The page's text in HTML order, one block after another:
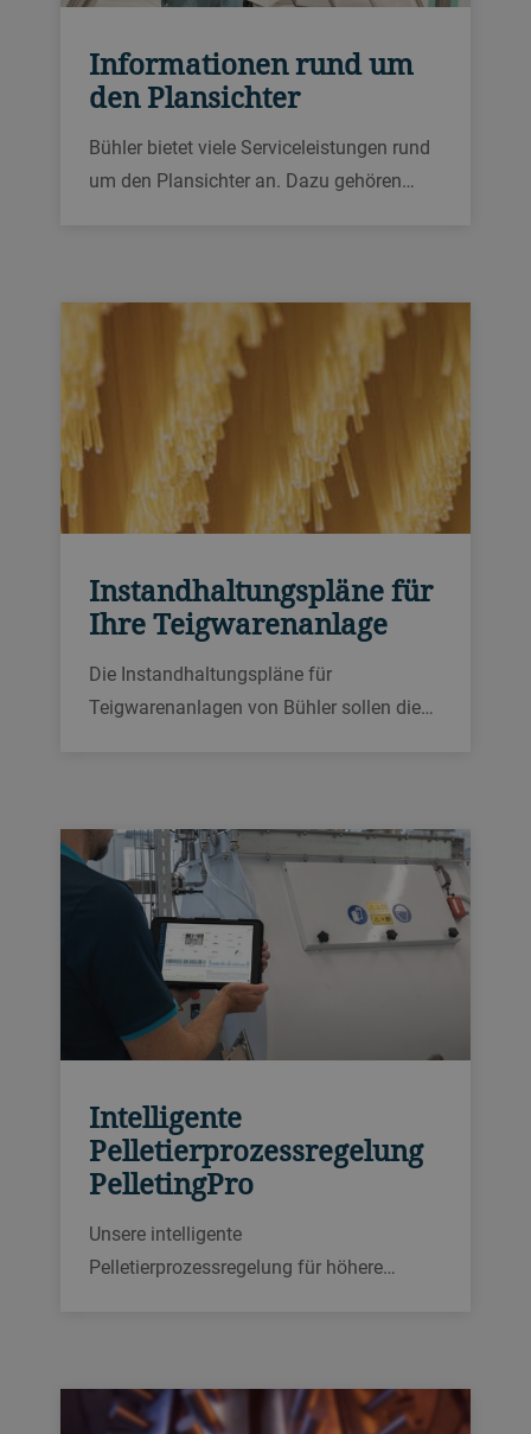
Informationen rund um
den Plansichter
Bühler bietet viele Serviceleistungen rund
um den Plansichter an. Dazu gehören
Instandhaltungspläne für
Ihre Teigwarenanlage
Die Instandhaltungspläne für
Teigwarenanlagen von Bühler sollen die
Verschleissteile und Rund-um-die-Uhr-
Kundendienst verbessern.
Intelligente
Pelletierprozessregelung
PelletingPro
Unsere intelligente
Pelletierprozessregelung für höhere